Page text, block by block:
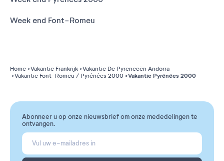
Week end Font-Romeu
Home Vakantie Frankrijk
Vakantie De Pyreneeën Andorra
Vakantie Font-Romeu / Pyrénées 2000
Vakantie Pyrénées 2000
Abonneer u op onze nieuwsbrief om onze mededelingen te
ontvangen.